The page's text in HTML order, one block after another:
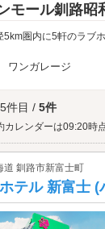
モール釧路昭
5km圏内に5軒のラブ
ワンガレージ
件目 / 5件
レンダーは09:20時
道 釧路市新富士町
テル 新富士 (